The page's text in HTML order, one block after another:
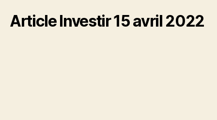
Article Investir 15 avril 2022